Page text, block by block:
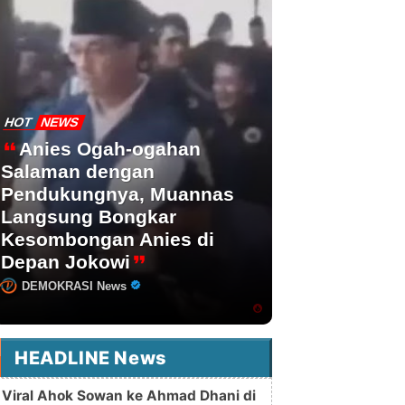
HOT NEWS
Anies Ogah-ogahan
Salaman dengan
Pendukungnya, Muannas
Langsung Bongkar
Kesombongan Anies di
Depan Jokowi
DEMOKRASI News
HEADLINE News
Viral Ahok Sowan ke Ahmad Dhani di